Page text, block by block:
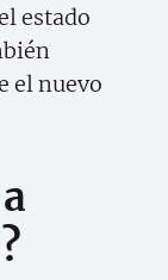
estado
el nuevo